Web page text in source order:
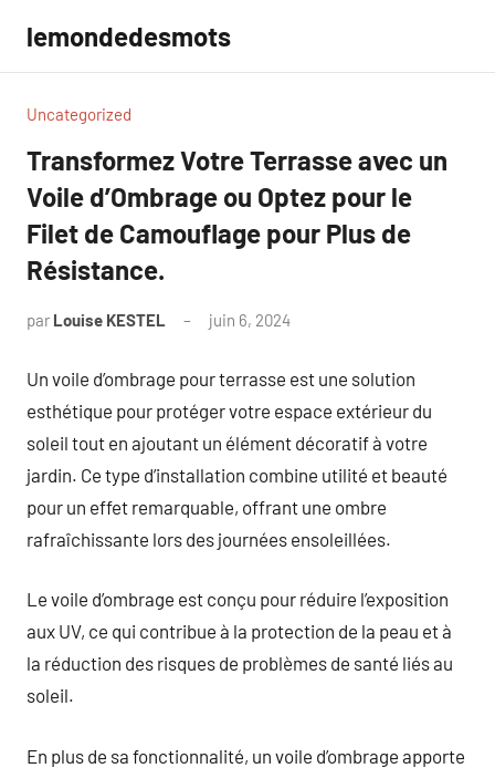
contenu
lemondedesmots
Uncategorized
Transformez Votre Terrasse avec un
Voile d’Ombrage ou Optez pour le
Filet de Camouflage pour Plus de
Résistance.
par Louise KESTEL juin 6, 2024
Un voile d’ombrage pour terrasse est une solution
esthétique pour protéger votre espace extérieur du
soleil tout en ajoutant un élément décoratif à votre
jardin. Ce type d’installation combine utilité et beauté
pour un effet remarquable, offrant une ombre
rafraîchissante lors des journées ensoleillées.
Le voile d’ombrage est conçu pour réduire l’exposition
aux UV, ce qui contribue à la protection de la peau et à
la réduction des risques de problèmes de santé liés au
soleil.
En plus de sa fonctionnalité, un voile d’ombrage apporte